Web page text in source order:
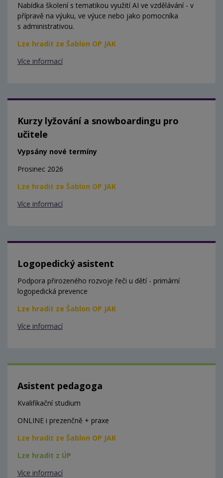
Nabídka školení s tematikou využití AI ve vzdělávání - v
přípravě na výuku, ve výuce nebo jako pomocníka
s administrativou.
Lze hradit ze Šablon OP JAK
Více informací
Kurzy lyžování a snowboardingu pro
učitele
Vypsány nové termíny
Prosinec 2026
Lze hradit ze Šablon OP JAK
Více informací
Logopedický asistent
Podpora přirozeného rozvoje řeči u dětí - primární
logopedická prevence
Lze hradit ze Šablon OP JAK
Více informací
Asistent pedagoga
Kvalifikační studium
ONLINE i prezenčně + praxe
Lze hradit ze Šablon OP JAK
Lze hradit z ÚP
Více informací